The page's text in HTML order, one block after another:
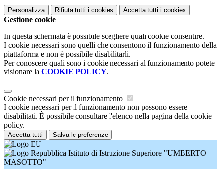
Personalizza Rifiuta tutti i cookies Accetta tutti i cookies
Gestione cookie
In questa schermata è possibile scegliere quali cookie consentire.
I cookie necessari sono quelli che consentono il funzionamento della
piattaforma e non è possibile disabilitarli.
Per conoscere quali sono i cookie necessari al funzionamento potete
visionare la COOKIE POLICY.
Cookie necessari per il funzionamento
I cookie necessari per il funzionamento non possono essere
disabilitati. È possibile consultare l'elenco nella pagina della cookie
policy.
Accetta tutti Salva le preferenze
Istituto di Istruzione Superiore "UMBERTO
MASOTTO"